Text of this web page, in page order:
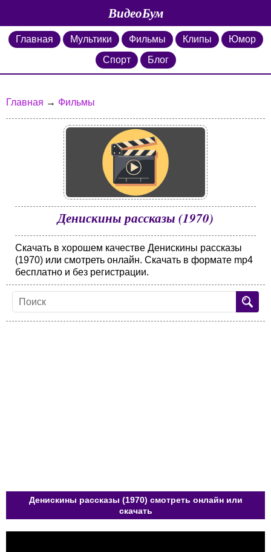
ВидеоБум
Главная Мультики Фильмы Клипы
Юмор
Спорт
Блог
Главная → Фильмы
Денискины рассказы (1970)
Скачать в хорошем качестве Денискины рассказы
(1970) или смотреть онлайн. Скачать в формате mp4
бесплатно и без регистрации.
Денискины рассказы (1970) смотреть онлайн или
скачать